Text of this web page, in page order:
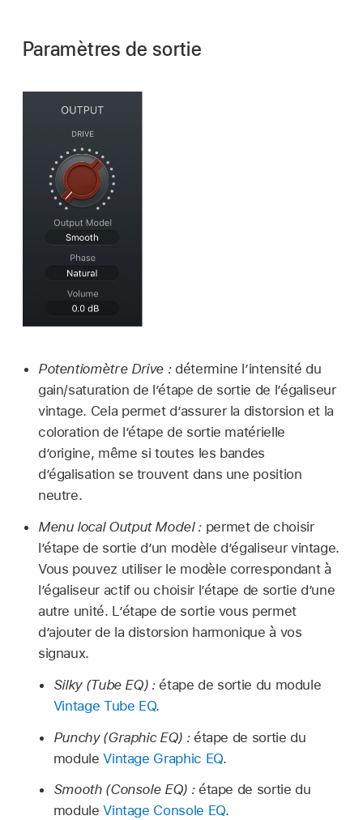
Paramètres de sortie
Potentiomètre Drive :détermine l’intensité du
gain/saturation de l’étape de sortie de l’égaliseur
vintage. Cela permet d’assurer la distorsion et la
coloration de l’étape de sortie matérielle
d’origine, même si toutes les bandes
d’égalisation se trouvent dans une position
neutre.
Menu local Output Model :permet de choisir
l’étape de sortie d’un modèle d’égaliseur vintage.
Vous pouvez utiliser le modèle correspondant à
l’égaliseur actif ou choisir l’étape de sortie d’une
autre unité. L’étape de sortie vous permet
d’ajouter de la distorsion harmonique à vos
signaux.
Silky (Tube EQ) :étape de sortie du module
Vintage Tube EQ.
Punchy (Graphic EQ) :étape de sortie du
moduleVintage Graphic EQ.
Smooth (Console EQ) :étape de sortie du
moduleVintage Console EQ.